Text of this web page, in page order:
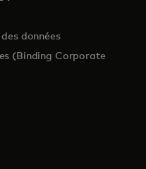
données
(Binding Corporate
onglet